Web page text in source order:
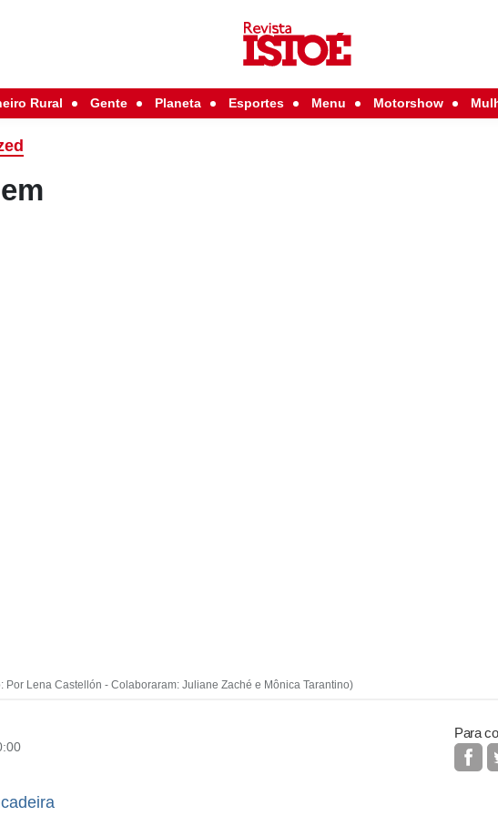
Rural Gente Planeta Esportes Menu Motorshow
Por Lena Castellón - Colaboraram: Juliane Zaché e Mônica Tarantino)
Para